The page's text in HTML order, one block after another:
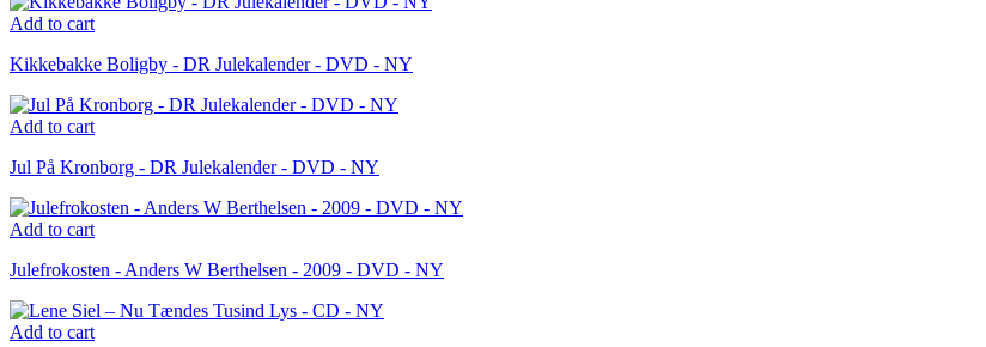
Add to cart
Kikkebakke Boligby - DR Julekalender - DVD - NY
Add to cart
Jul På Kronborg - DR Julekalender - DVD - NY
Add to cart
Julefrokosten - Anders W Berthelsen - 2009 - DVD - NY
Add to cart